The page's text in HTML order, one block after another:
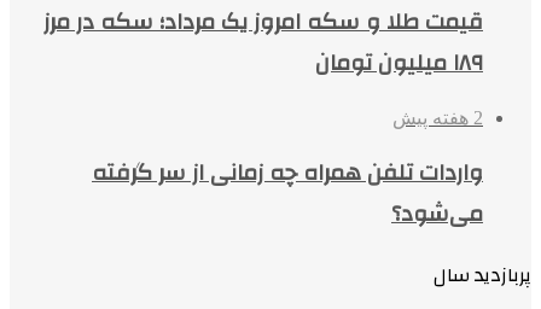
قیمت طلا و سکه امروز یک مرداد؛ سکه در مرز
۱۸۹ میلیون تومان
2 هفته پیش
واردات تلفن همراه چه زمانی از سر گرفته
می‌شود؟
پربازدید سال